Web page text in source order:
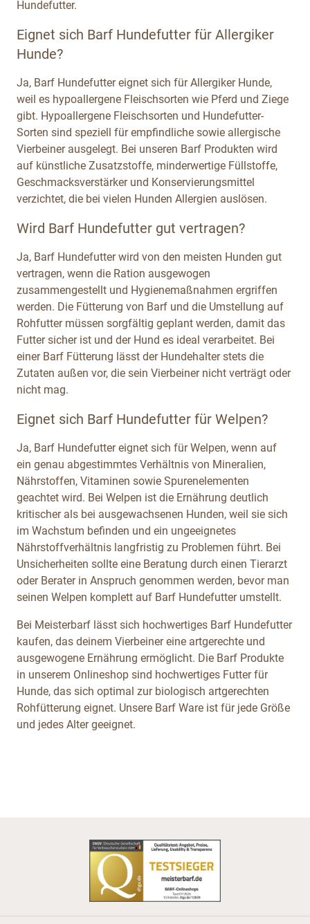
Hundefutter.
Eignet sich Barf Hundefutter für Allergiker
Hunde?
Ja, Barf Hundefutter eignet sich für Allergiker Hunde,
weil es hypoallergene Fleischsorten wie Pferd und Ziege
gibt. Hypoallergene Fleischsorten und Hundefutter-
Sorten sind speziell für empfindliche sowie allergische
Vierbeiner ausgelegt. Bei unseren Barf Produkten wird
auf künstliche Zusatzstoffe, minderwertige Füllstoffe,
Geschmacksverstärker und Konservierungsmittel
verzichtet, die bei vielen Hunden Allergien auslösen.
Wird Barf Hundefutter gut vertragen?
Ja, Barf Hundefutter wird von den meisten Hunden gut
vertragen, wenn die Ration ausgewogen
zusammengestellt und Hygienemaßnahmen ergriffen
werden. Die Fütterung von Barf und die Umstellung auf
Rohfutter müssen sorgfältig geplant werden, damit das
Futter sicher ist und der Hund es ideal verarbeitet. Bei
einer Barf Fütterung lässt der Hundehalter stets die
Zutaten außen vor, die sein Vierbeiner nicht verträgt oder
nicht mag.
Eignet sich Barf Hundefutter für Welpen?
Ja, Barf Hundefutter eignet sich für Welpen, wenn auf
ein genau abgestimmtes Verhältnis von Mineralien,
Nährstoffen, Vitaminen sowie Spurenelementen
geachtet wird. Bei Welpen ist die Ernährung deutlich
kritischer als bei ausgewachsenen Hunden, weil sie sich
im Wachstum befinden und ein ungeeignetes
Nährstoffverhältnis langfristig zu Problemen führt. Bei
Unsicherheiten sollte eine Beratung durch einen Tierarzt
oder Berater in Anspruch genommen werden, bevor man
seinen Welpen komplett auf Barf Hundefutter umstellt.
Bei Meisterbarf lässt sich hochwertiges Barf Hundefutter
kaufen, das deinem Vierbeiner eine artgerechte und
ausgewogene Ernährung ermöglicht. Die Barf Produkte
in unserem Onlineshop sind hochwertiges Futter für
Hunde, das sich optimal zur biologisch artgerechten
Rohfütterung eignet. Unsere Barf Ware ist für jede Größe
und jedes Alter geeignet.